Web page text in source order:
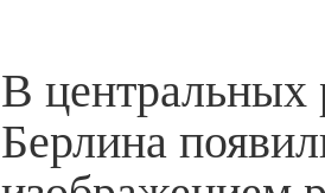
В центральных
Берлина